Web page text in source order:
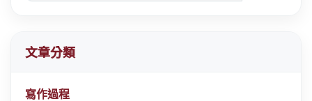
文章分類
寫作過程